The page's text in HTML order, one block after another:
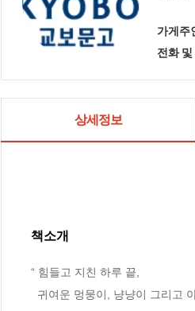
가게주
전화
상세정보
책소개
“ 힘들고 지친 하루 끝,